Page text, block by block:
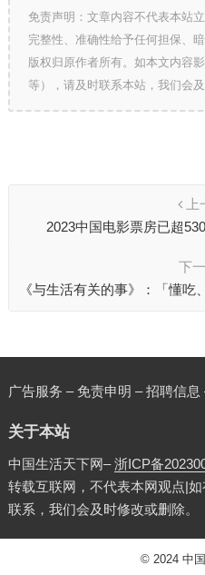
免责声明：文章内容不代表本站
完整性、准确性给予任何担保、
版权归原作者所有。如本文内容
等），请及时联系本站，我们会及
上
2023中国电影票房已超
下
《与生活有关的事》：「懂
广告服务 – 免责申明 – 招聘信息
关于本站
中国生活天下网–浙ICP备
转载互联网，不代表本网观点|
联系，我们会及时修改或删除。
© 2024中